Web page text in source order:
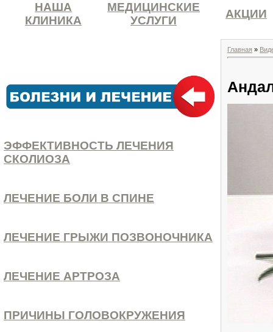
НАША
КЛИНИКА
МЕДИЦИНСКИЕ
УСЛУГИ
АКЦИИ
ЭФФЕКТИВНОСТЬ ЛЕЧЕНИЯ
СКОЛИОЗА
ЛЕЧЕНИЕ БОЛИ В СПИНЕ
ЛЕЧЕНИЕ ГРЫЖИ ПОЗВОНОЧНИКА
ЛЕЧЕНИЕ АРТРОЗА
ПРИЧИНЫ ГОЛОВОКРУЖЕНИЯ
Главная »